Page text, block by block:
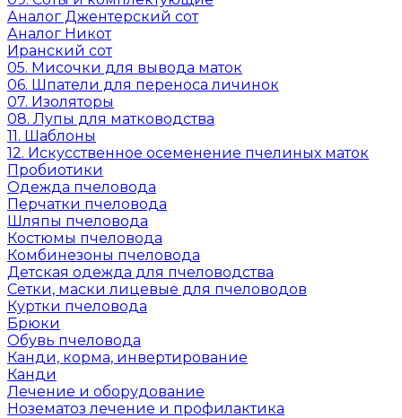
Аналог Джентерский сот
Аналог Никот
Иранский сот
05. Мисочки для вывода маток
06. Шпатели для переноса личинок
07. Изоляторы
08. Лупы для матководства
11. Шаблоны
12. Искусственное осеменение пчелиных маток
Пробиотики
Одежда пчеловода
Перчатки пчеловода
Шляпы пчеловода
Костюмы пчеловода
Комбинезоны пчеловода
Детская одежда для пчеловодства
Сетки, маски лицевые для пчеловодов
Куртки пчеловода
Брюки
Обувь пчеловода
Канди, корма, инвертирование
Канди
Лечение и оборудование
Нозематоз лечение и профилактика